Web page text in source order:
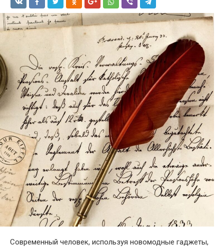
Современный человек, используя новомодные гаджеты,